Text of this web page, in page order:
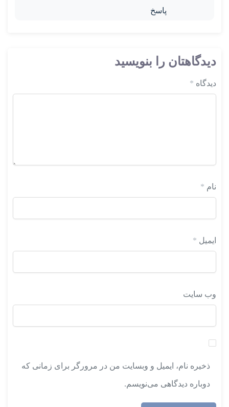
پاسخ
دیدگاهتان را بنویسید
دیدگاه *
نام *
ایمیل *
وب‌ سایت
ذخیره نام، ایمیل و وبسایت من در مرورگر برای زمانی که
دوباره دیدگاهی می‌نویسم.